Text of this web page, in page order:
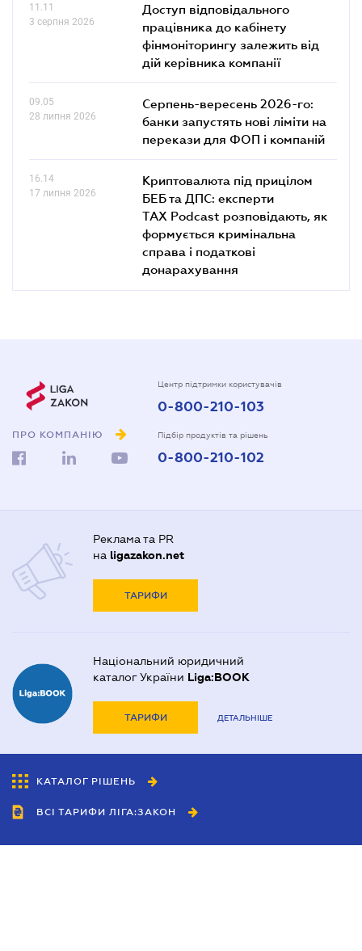
11.11
3 серпня 2026
Доступ відповідального
працівника до кабінету
фінмоніторингу залежить від
дій керівника компанії
09.05
28 липня 2026
Серпень-вересень 2026-го:
банки запустять нові ліміти на
перекази для ФОП і компаній
16.14
17 липня 2026
Криптовалюта під прицілом
БЕБ та ДПС: експерти
TAX Podcast розповідають, як
формується кримінальна
справа і податкові
донарахування
ПРО КОМПАНІЮ
Центр підтримки користувачів
0-800-210-103
Підбір продуктів та рішень
0-800-210-102
Реклама та PR
на ligazakon.net
ТАРИФИ
Національний юридичний
каталог України Liga:BOOK
ТАРИФИ ДЕТАЛЬНІШЕ
КАТАЛОГ РІШЕНЬ
ВСІ ТАРИФИ ЛІГА:ЗАКОН